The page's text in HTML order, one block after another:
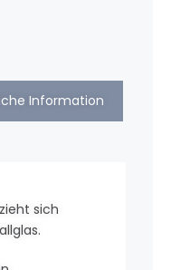
Information
sich